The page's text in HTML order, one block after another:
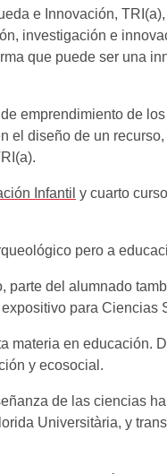
e Innovación,
investigación e
que puede ser una
emprendimiento de
el diseño de un
Infantil y cuarto
pero a
parte del alumnado
para Ciencias
materia en educación.
y ecosocial.
de las ciencias
Universitària, y